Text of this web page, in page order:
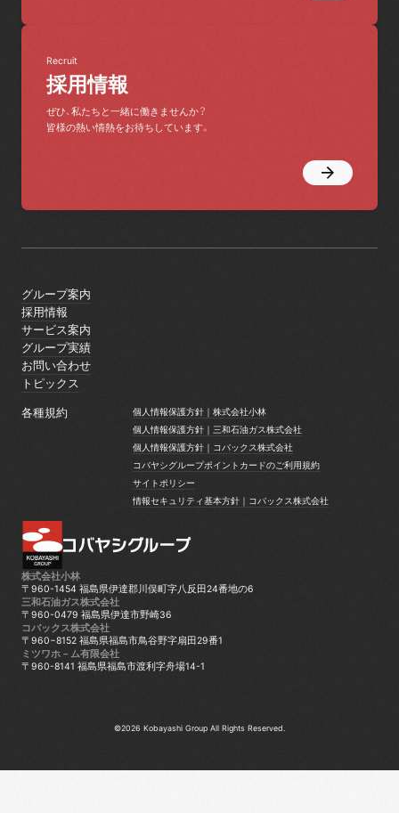
採用情報
Recruit
ぜひ、私たちと一緒に働きませんか？
皆様の熱い情熱をお待ちしています。
株式会社小林
〒960-1454 福島県伊達郡川俣町字八反田24番地の6
三和石油ガス株式会社
〒960-0479 福島県伊達市野崎36
コバックス株式会社
〒960−8152 福島県福島市鳥谷野字扇田29番1
ミツワホ－ム有限会社
〒960-8141 福島県福島市渡利字舟場14-1
グループ案内
グループ案内
採用情報
採用情報
サービス案内
サービス案内
グループ実績
グループ実績
お問い合わせ
お問い合わせ
トピックス
各種規約
個人情報保護方針｜株式会社小林
個人情報保護方針｜株式会社小林
個人情報保護方針｜三和石油ガス株式会社
個人情報保護方針｜三和石油ガス株式会社
個人情報保護方針｜コバックス株式会社
個人情報保護方針｜コバックス株式会社
コバヤシグループポイントカードのご利用規約
コバヤシグループポイントカードのご利用規約
サイトポリシー
サイトポリシー
情報セキュリティ基本方針｜コバックス株式会社
©2026 Kobayashi Group All Rights Reserved.